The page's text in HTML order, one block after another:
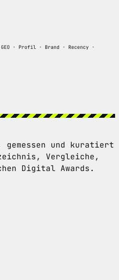
· Profil · Brand · Recency ·
gemessen und kuratiert
Vergleiche,
Digital Awards.